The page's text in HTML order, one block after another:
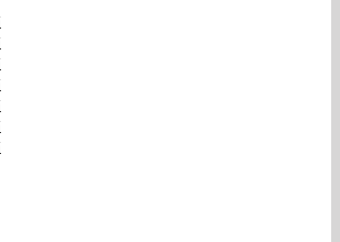
功率贴片式leduv固化灯uv固化395nm